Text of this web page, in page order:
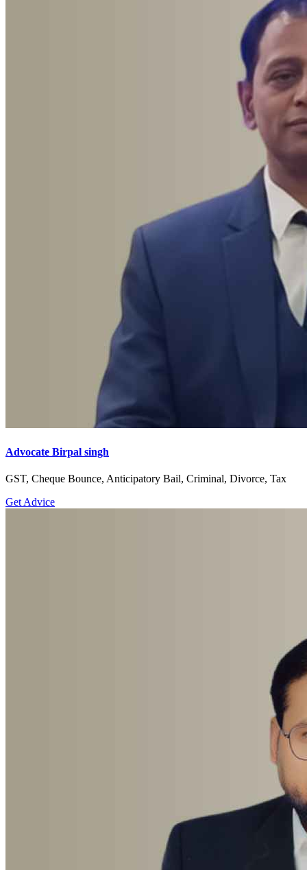
Advocate Birpal singh
GST, Cheque Bounce, Anticipatory Bail, Criminal, Divorce, Tax
Get Advice